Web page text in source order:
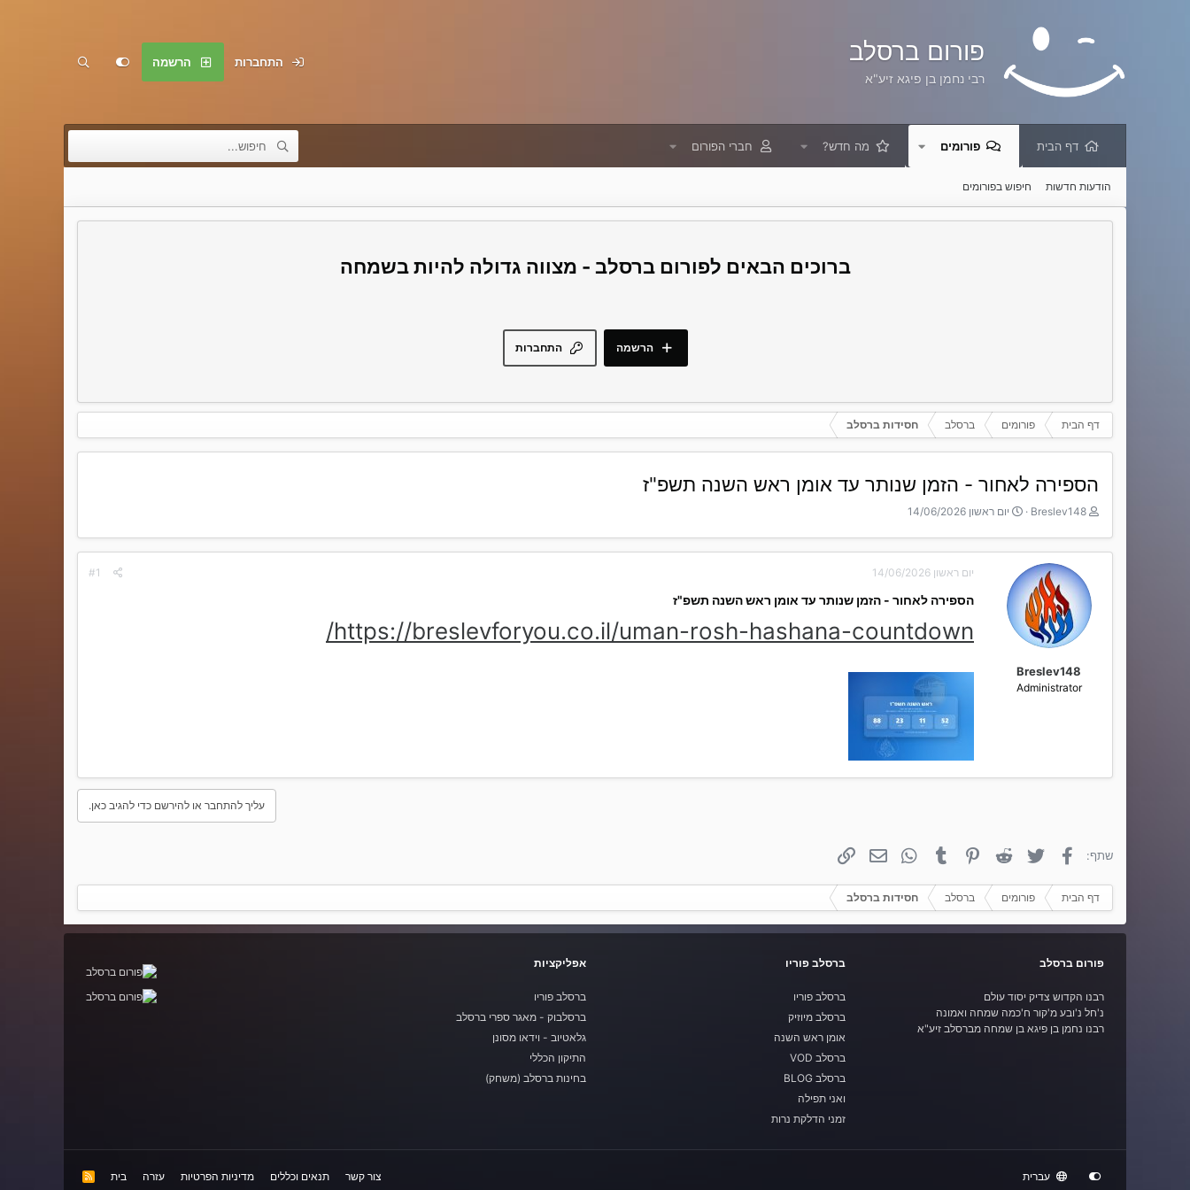
פורום ברסלב
רבי נחמן בן פיגא זיע"א
התחברות הרשמה
דף הבית פורומים מה חדש? חברי הפורום
הודעות חדשות חיפוש בפורומים
פורום ברסלב - מצווה גדולה להיות בשמחה
התחברות הרשמה
דף הבית פורומים ברסלב חסידות ברסלב
הספירה לאחור - הזמן שנותר עד אומן ראש השנה תשפ"ז
T
r
d
t
e
Breslev148
ת
ר
ה
ת
ח
יום ראשון 14/06/2026
Breslev148
Administrator
יום ראשון 14/06/2026 #1
הספירה לאחור - הזמן שנותר עד אומן ראש השנה תשפ"ז
https://breslevforyou.co.il/uman-rosh-hashana-countdown/
עליך להתחבר או להירשם כדי להגיב כאן.
שתף: פייסבוק טוויטר Reddit פינטרסט Tumblr
WhatsApp
אימייל
דף הבית פורומים ברסלב חסידות ברסלב
פורום ברסלב
רבנו הקדוש צדיק יסוד עולם
נ'חל נ'ובע מ'קור ח'כמה שמחה ואמונה
רבנו נחמן בן פיגא בן שמחה מברסלב זיע"א
ברסלב פוריו
ברסלב פוריו
ברסלב מיוזיק
אומן ראש השנה
ברסלב VOD
ברסלב BLOG
ואני תפילה
זמני הדלקת נרות
אפליקציות
ברסלב פוריו
ברסלבוק - מאגר ספרי ברסלב
גלאטיוב - וידאו מסונן
התיקון הכללי
בחינות ברסלב (משחק)
עברית צור קשר תנאים וכללים מדיניות הפרטיות עזרה בית
R